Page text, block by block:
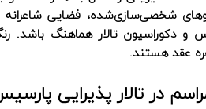
شخصی‌سازی‌شده، فضایی شاعرانه
و دکوراسیون تالار هماهنگ باشد.
عقد هستند.
در تالار پذیرایی